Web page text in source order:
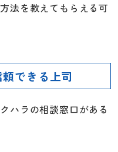
法を教えてもらえる可
できる上司
ハラの相談窓口がある